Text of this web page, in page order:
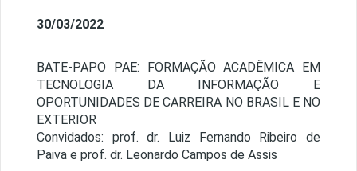
30/03/2022
BATE-PAPO PAE:
FORMAÇÃO ACADÊMICA EM
TECNOLOGIA DA INFORMAÇÃO E
OPORTUNIDADES DE CARREIRA NO BRASIL E NO
EXTERIOR
Convidados: prof. dr. Luiz Fernando Ribeiro de
Paiva e prof. dr. Leonardo Campos de Assis